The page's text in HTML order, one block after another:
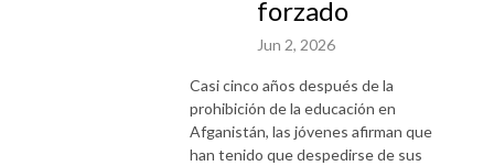
forzado
Jun 2, 2026
Casi cinco años después de la
prohibición de la educación en
Afganistán, las jóvenes afirman que
han tenido que despedirse de sus